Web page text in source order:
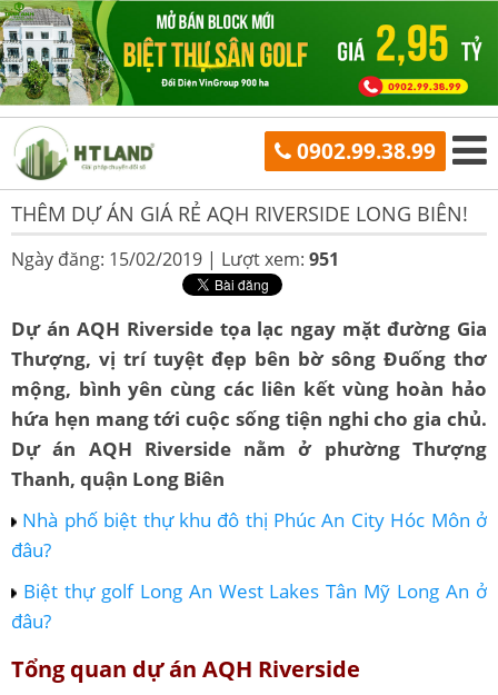
0902.99.38.99
THÊM DỰ ÁN GIÁ RẺ AQH RIVERSIDE LONG BIÊN!
Ngày đăng: 15/02/2019 | Lượt xem: 951
Dự án AQH Riverside tọa lạc ngay mặt đường Gia
Thượng, vị trí tuyệt đẹp bên bờ sông Đuống thơ
mộng, bình yên cùng các liên kết vùng hoàn hảo
hứa hẹn mang tới cuộc sống tiện nghi cho gia chủ.
Dự án AQH Riverside nằm ở phường Thượng
Thanh, quận Long Biên
Nhà phố biệt thự khu đô thị Phúc An City Hóc Môn ở
đâu?
Biệt thự golf Long An West Lakes Tân Mỹ Long An ở
đâu?
Tổng quan dự án AQH Riverside